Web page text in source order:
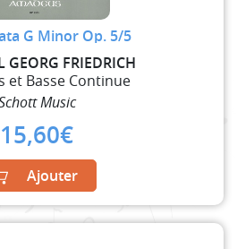
G Minor Op. 5/5
GEORG FRIEDRICH
et Basse Continue
Music
15,60€
Ajouter